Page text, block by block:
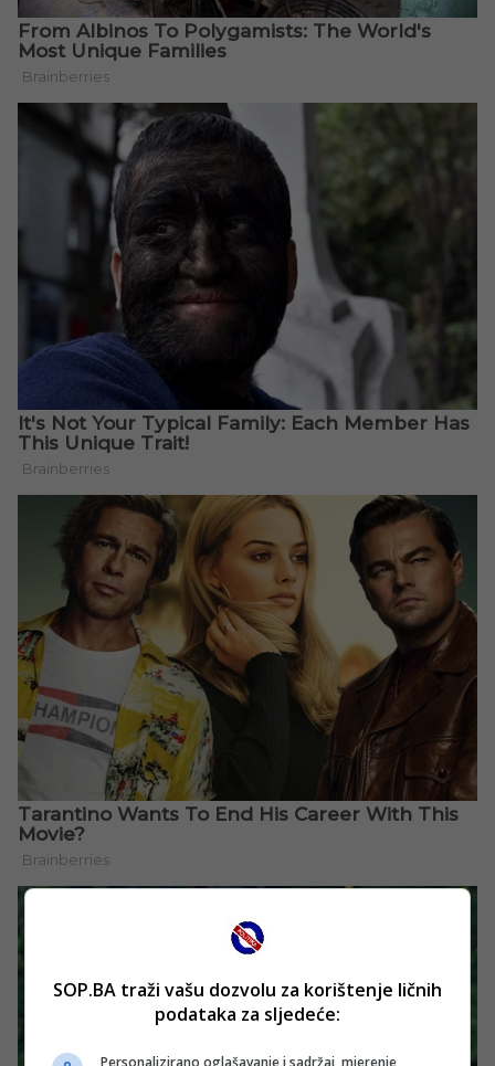
SOP.BA traži vašu dozvolu za korištenje ličnih
podataka za sljedeće:
Personalizirano oglašavanje i sadržaj, mjerenje